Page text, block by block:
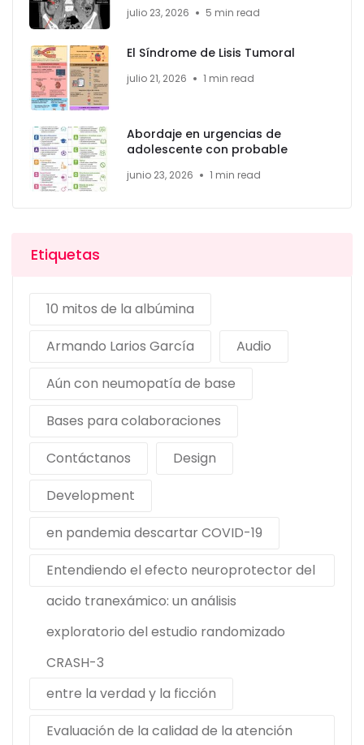
julio 23, 2026 5 min read
El Síndrome de Lisis Tumoral
julio 21, 2026 1 min read
Abordaje en urgencias de
adolescente con probable
junio 23, 2026 1 min read
Etiquetas
10 mitos de la albúmina
Armando Larios García
Audio
Aún con neumopatía de base
Bases para colaboraciones
Contáctanos
Design
Development
en pandemia descartar COVID-19
Entendiendo el efecto neuroprotector del
acido tranexámico: un análisis
exploratorio del estudio randomizado
CRASH-3
entre la verdad y la ficción
Evaluación de la calidad de la atención